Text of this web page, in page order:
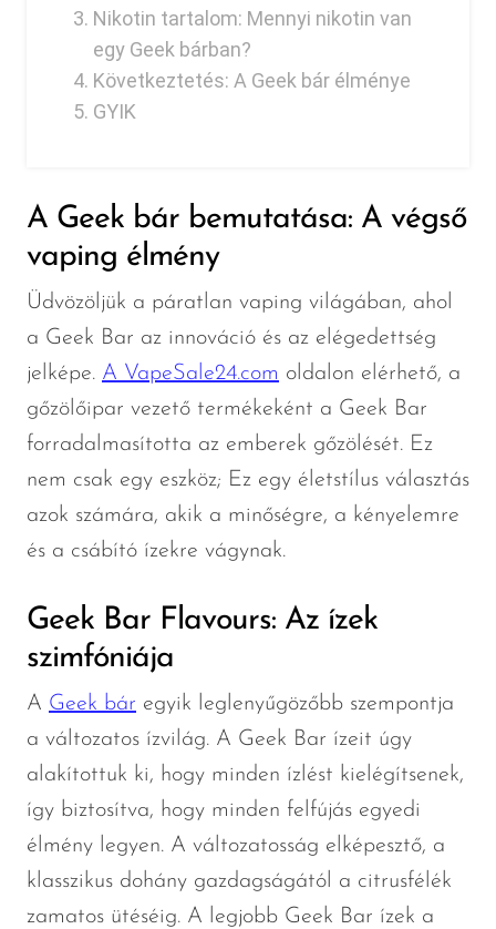
Nikotin tartalom: Mennyi nikotin van
egy Geek bárban?
Következtetés: A Geek bár élménye
GYIK
A Geek bár bemutatása: A végső
vaping élmény
Üdvözöljük a páratlan vaping világában, ahol
a Geek Bar az innováció és az elégedettség
jelképe. A VapeSale24.com oldalon elérhető, a
gőzölőipar vezető termékeként a Geek Bar
forradalmasította az emberek gőzölését. Ez
nem csak egy eszköz; Ez egy életstílus választás
azok számára, akik a minőségre, a kényelemre
és a csábító ízekre vágynak.
Geek Bar Flavours: Az ízek
szimfóniája
A Geek bár egyik leglenyűgözőbb szempontja
a változatos ízvilág. A Geek Bar ízeit úgy
alakítottuk ki, hogy minden ízlést kielégítsenek,
így biztosítva, hogy minden felfújás egyedi
élmény legyen. A változatosság elképesztő, a
klasszikus dohány gazdagságától a citrusfélék
zamatos ütéséig. A legjobb Geek Bar ízek a